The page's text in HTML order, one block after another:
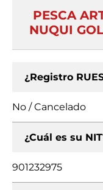
PESCA
NUQUI
¿Registro
No / Cancelado
¿Cuál es su
901232975